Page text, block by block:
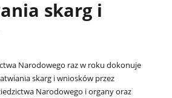
skarg i
Narodowego raz w roku dokonuje
skarg i wniosków przez
Narodowego i organy oraz